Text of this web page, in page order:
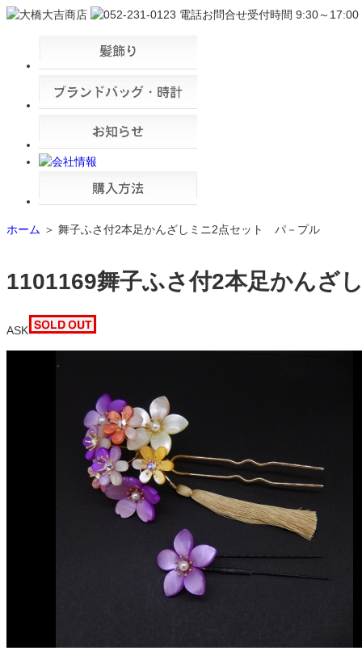
ホーム ＞ 舞子ふさ付2本足かんざしミニ2点セット パ－プル
1101169舞子ふさ付2本足かんざ
ASK